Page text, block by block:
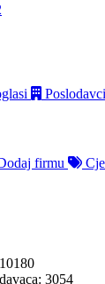
Poslodavci
firmu
10180
3054